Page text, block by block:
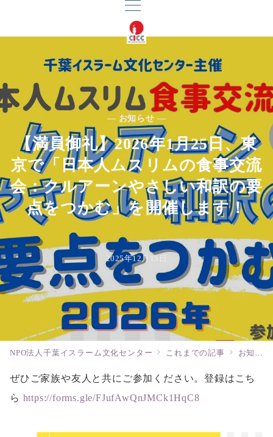
— お知らせ —
【満員御礼】2026年1月25日、東
京で「日本人ムスリムの食事交流
会：クルアーンやさしい和訳の要
点をつかむ」を開催します！
2025年12月15日
NPO法人千葉イスラーム文化センター これまでの記事 お知らせ
ぜひご家族や友人と共にご参加ください。登録はこち
ら https://forms.gle/FJufAwQnJMCk1HqC8